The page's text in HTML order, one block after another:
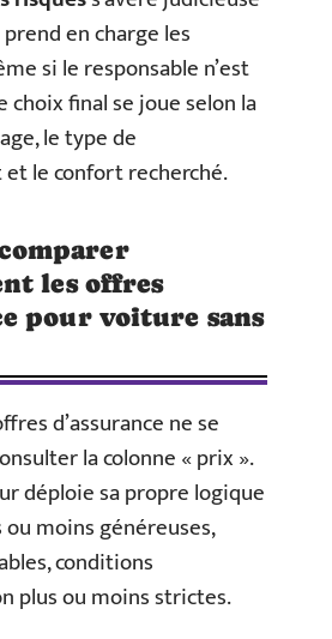
en charge les
si le responsable n’est
choix final se joue selon la
le type de
le confort recherché.
les offres
pour voiture sans
d’assurance ne se
la colonne « prix ».
déploie sa propre logique
moins généreuses,
conditions
plus ou moins strictes.